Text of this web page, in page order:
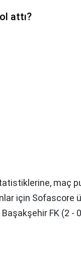
attı?
maç
için Sofascore
FK (2 -